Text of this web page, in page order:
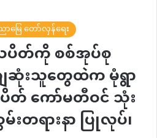
မြေ တော်လှန်ရေး
သပိတ်ကို စစ်အုပ်စု
ဆုံးသူတွေထဲက မုံရွာ
တ် ကော်မတီဝင် သုံး
ရားနာ ပြုလုပ်၊